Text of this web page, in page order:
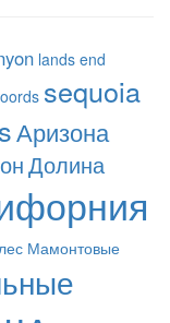
lands end
sequoia
Аризона
Долина
Мамонтовые